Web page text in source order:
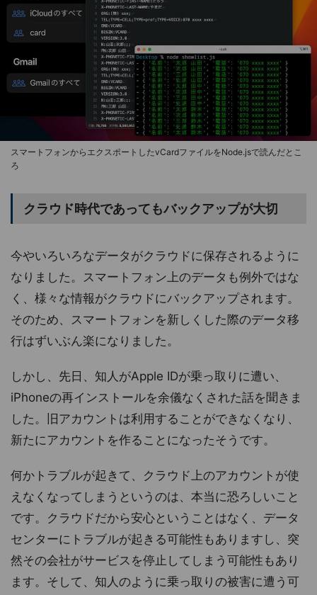
スマートフォンからエクスポートしたvCardファイルをNode.jsで読んだとこ
ろ
クラウド時代であってもバックアップが大切
今やいろいろなデータがクラウドに保存されるように
なりました。スマートフォン上のデータも例外ではな
く、様々な情報がクラウドにバックアップされます。
そのため、スマートフォンを新しくした際のデータ移
行はずいぶん楽になりました。
しかし、先日、知人がApple IDが乗っ取りに遭い、
iPhoneの再インストールを余儀なくされた話を聞きま
した。旧アカウントは利用することができなくなり、
新たにアカウントを作ることになったそうです。
何かトラブルが起きて、クラウド上のアカウントが使
えなくなってしまうというのは、本当に恐ろしいこと
です。クラウドだから安心ということはなく、データ
センターにトラブルが起きる可能性もありますし、突
然その会社がサービスを停止してしまう可能性もあり
ます。そして、知人のように乗っ取りの被害に遭う可